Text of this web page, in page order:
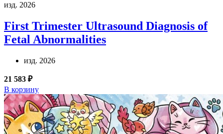
изд. 2026
First Trimester Ultrasound Diagnosis of
Fetal Abnormalities
изд. 2026
21 583 ₽
В корзину